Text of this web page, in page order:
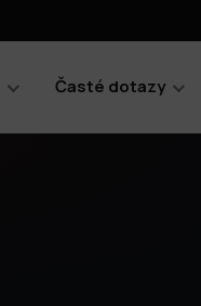
Časté dotazy